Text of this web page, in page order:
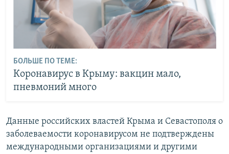
БОЛЬШЕ ПО ТЕМЕ:
Коронавирус в Крыму: вакцин мало,
пневмоний много
Данные российских властей Крыма и Севастополя о
заболеваемости коронавирусом не подтверждены
международными организациями и другими